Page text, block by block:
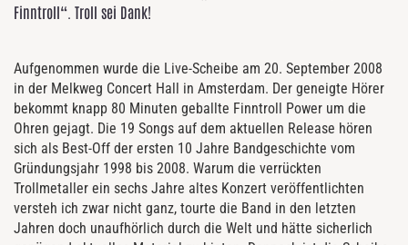
Finntroll“. Troll sei Dank!
Aufgenommen wurde die Live-Scheibe am 20. September 2008
in der Melkweg Concert Hall in Amsterdam. Der geneigte Hörer
bekommt knapp 80 Minuten geballte Finntroll Power um die
Ohren gejagt. Die 19 Songs auf dem aktuellen Release hören
sich als Best-Off der ersten 10 Jahre Bandgeschichte vom
Gründungsjahr 1998 bis 2008. Warum die verrückten
Trollmetaller ein sechs Jahre altes Konzert veröffentlichten
versteh ich zwar nicht ganz, tourte die Band in den letzten
Jahren doch unaufhörlich durch die Welt und hätte sicherlich